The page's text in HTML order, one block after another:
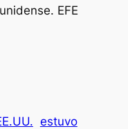
EFE
estuvo